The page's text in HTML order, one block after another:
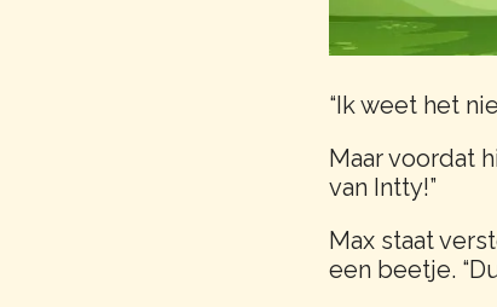
“Ik weet het
Maar voordat
van Intty!”
Max staat
een beetje.